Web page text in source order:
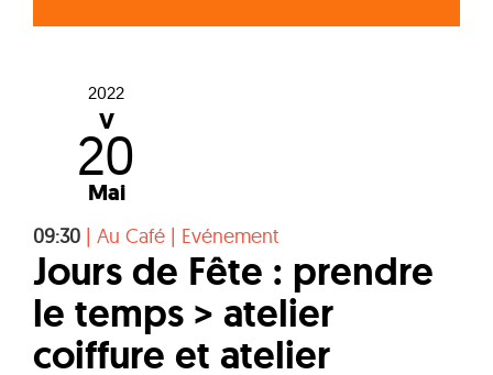
2022
V
20
Mai
09:30 | Au Café | Evénement
Jours de Fête : prendre
le temps > atelier
coiffure et atelier